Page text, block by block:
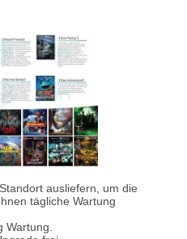
ausliefern, um die
tägliche Wartung
Wartung.